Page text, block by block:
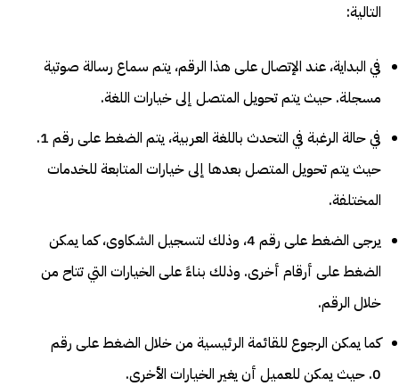
التالية:
في البداية، عند الإتصال على هذا الرقم، يتم سماع رسالة صوتية
مسجلة. حيث يتم تحويل المتصل إلى خيارات اللغة.
في حالة الرغبة في التحدث باللغة العربية، يتم الضغط على رقم 1.
حيث يتم تحويل المتصل بعدها إلى خيارات المتابعة للخدمات
المختلفة.
يرجى الضغط على رقم 4، وذلك لتسجيل الشكاوى، كما يمكن
الضغط على أرقام أخرى. وذلك بناءً على الخيارات التي تتاح من
خلال الرقم.
كما يمكن الرجوع للقائمة الرئيسية من خلال الضغط على رقم
0. حيث يمكن للعميل أن يغير الخيارات الأخرى.